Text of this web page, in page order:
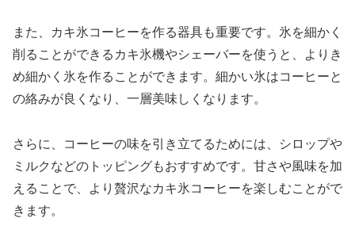
また、カキ氷コーヒーを作る器具も重要です。氷を細かく
削ることができるカキ氷機やシェーバーを使うと、よりき
め細かく氷を作ることができます。細かい氷はコーヒーと
の絡みが良くなり、一層美味しくなります。
さらに、コーヒーの味を引き立てるためには、シロップや
ミルクなどのトッピングもおすすめです。甘さや風味を加
えることで、より贅沢なカキ氷コーヒーを楽しむことがで
きます。